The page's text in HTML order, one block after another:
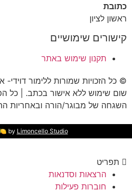
כתובת
ראשון לציון
קישורים שימושיים
תקנון שימוש באתר
© כל הזכויות שמורות ללימור
שום שימוש ללא אישור בכתב. | כל
השגחה של מבוגר/הורה ובאחריות
by Limoncello Studio
תפריט
הרצאות וסדנאות
חוברות פעילות